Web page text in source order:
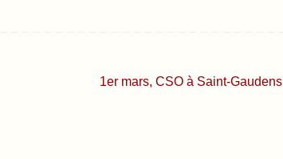
1er mars, CSO à Saint-Gaudens